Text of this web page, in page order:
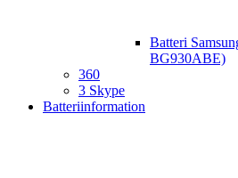
Batteri
BG930ABE)
360
3 Skype
Batteriinformation